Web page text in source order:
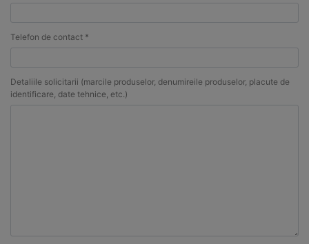
Telefon de contact *
Detaliile solicitarii (marcile produselor, denumireile produselor, placute de
identificare, date tehnice, etc.)